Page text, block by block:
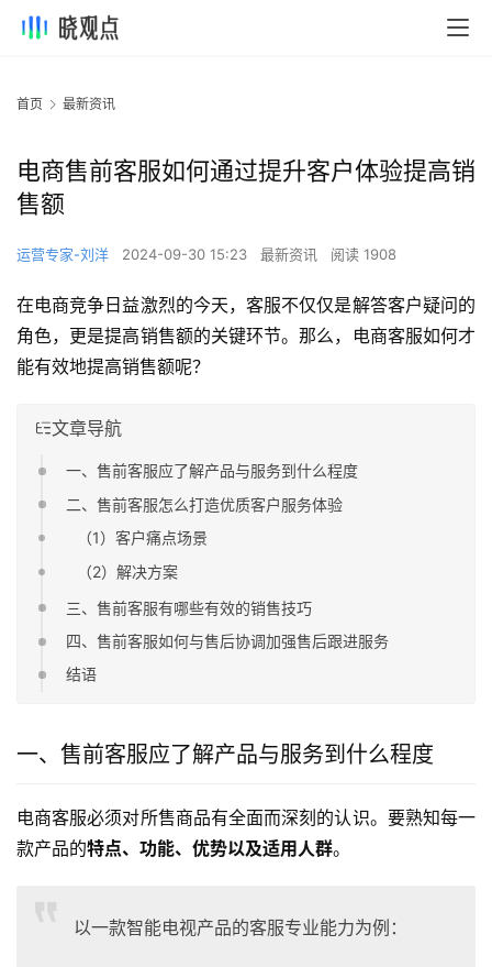
首页 最新资讯
电商售前客服如何通过提升客户体验提高销
售额
运营专家-刘洋 2024-09-30 15:23 最新资讯 阅读 1908
在电商竞争日益激烈的今天，客服不仅仅是解答客户疑问的
角色，更是提高销售额的关键环节。那么，电商客服如何才
能有效地提高销售额呢？
文章导航
一、售前客服应了解产品与服务到什么程度
二、售前客服怎么打造优质客户服务体验
（1）客户痛点场景
（2）解决方案
三、售前客服有哪些有效的销售技巧
四、售前客服如何与售后协调加强售后跟进服务
结语
一、售前客服应了解产品与服务到什么程度
电商客服必须对所售商品有全面而深刻的认识。要熟知每一
款产品的特点、功能、优势以及适用人群。
以一款智能电视产品的客服专业能力为例：